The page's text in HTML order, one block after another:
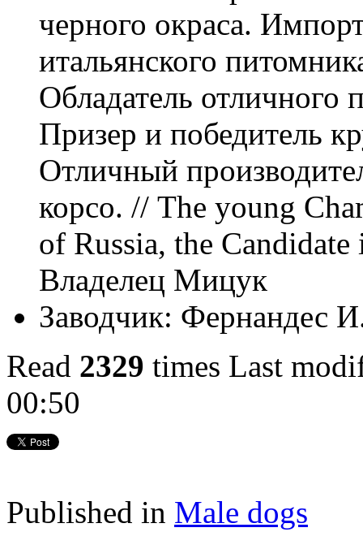
черного окраса.
итальянского
Обладатель отличного
Призер и победитель
Отличный
корсо. // The young
of Russia, the
Владелец Мицук
Заводчик: Фернандес
Read 2329 times Last
00:50
Published in Male dogs